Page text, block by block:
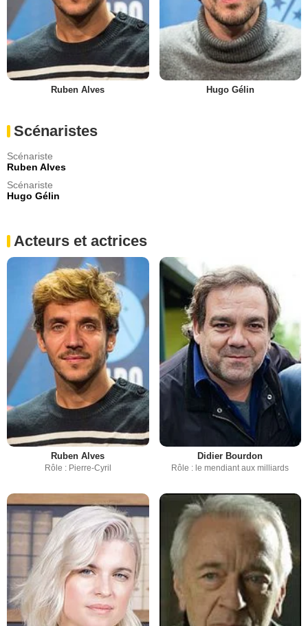
Ruben Alves Hugo Gélin
Scénaristes
Scénariste
Ruben Alves
Scénariste
Hugo Gélin
Acteurs et actrices
Ruben Alves
Rôle : Pierre-Cyril
Didier Bourdon
Rôle : le mendiant aux milliards